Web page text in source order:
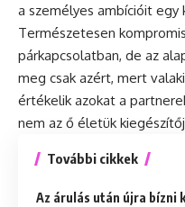
a személyes ambícióit
Természetesen
párkapcsolatban, de az
meg csak azért, mert
értékelik azokat a
nem az ő életük
További cikkek
Az árulás után újra bízni